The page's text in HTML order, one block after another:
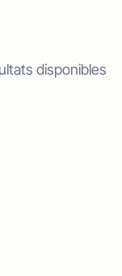
disponibles